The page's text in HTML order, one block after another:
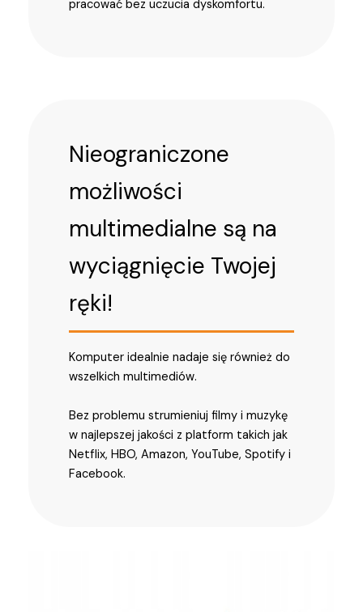
pracować bez uczucia dyskomfortu.
Nieograniczone
możliwości
multimedialne są na
wyciągnięcie Twojej
ręki!
Komputer idealnie nadaje się również do
wszelkich multimediów.
Bez problemu strumieniuj filmy i muzykę
w najlepszej jakości z platform takich jak
Netflix, HBO, Amazon, YouTube, Spotify i
Facebook.